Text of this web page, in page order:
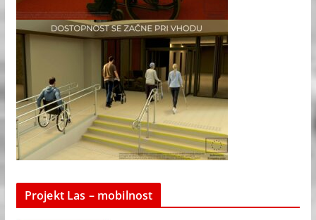
Projekt Las – mobilnost